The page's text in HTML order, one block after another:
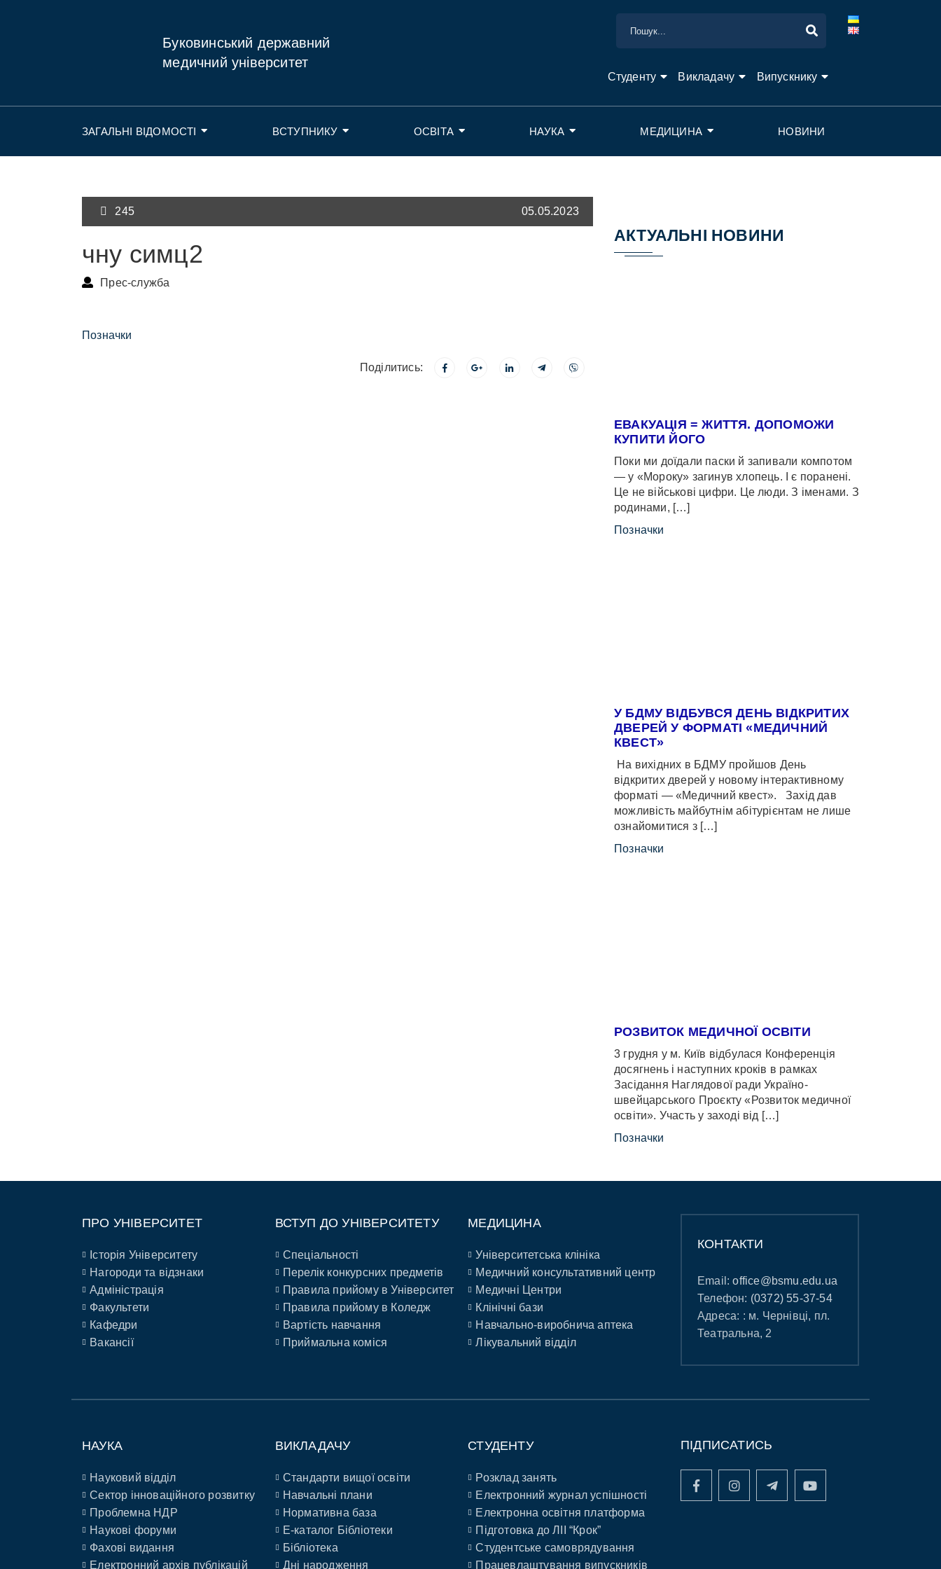
Буковинський державний
медичний університет
Студенту Викладачу Випускнику
ЗАГАЛЬНІ ВІДОМОСТІ ВСТУПНИКУ ОСВІТА НАУКА МЕДИЦИНА НОВИНИ
245 05.05.2023
чну симц2
Прес-служба
Позначки
Поділитись:
АКТУАЛЬНІ НОВИНИ
ЕВАКУАЦІЯ = ЖИТТЯ. ДОПОМОЖИ
КУПИТИ ЙОГО
Поки ми доїдали паски й запивали компотом
— у «Мороку» загинув хлопець. І є поранені.
Це не військові цифри. Це люди. З іменами. З
родинами, […]
Позначки
У БДМУ ВІДБУВСЯ ДЕНЬ ВІДКРИТИХ
ДВЕРЕЙ У ФОРМАТІ «МЕДИЧНИЙ
КВЕСТ»
На вихідних в БДМУ пройшов День
відкритих дверей у новому інтерактивному
форматі — «Медичний квест». Захід дав
можливість майбутнім абітурієнтам не лише
ознайомитися з […]
Позначки
РОЗВИТОК МЕДИЧНОЇ ОСВІТИ
3 грудня у м. Київ відбулася Конференція
досягнень і наступних кроків в рамках
Засідання Наглядової ради Україно-
швейцарського Проєкту «Розвиток медичної
освіти». Участь у заході від […]
Позначки
ПРО УНІВЕРСИТЕТ
Історія Університету
Нагороди та відзнаки
Адміністрація
Факультети
Кафедри
Вакансії
ВСТУП ДО УНІВЕРСИТЕТУ
Спеціальності
Перелік конкурсних предметів
Правила прийому в Університет
Правила прийому в Коледж
Вартість навчання
Приймальна коміся
МЕДИЦИНА
Університетська клініка
Медичний консультативний центр
Медичні Центри
Клінічні бази
Навчально-виробнича аптека
Лікувальний відділ
КОНТАКТИ
Email:office@bsmu.edu.ua
Телефон: (0372) 55-37-54
Адреса: : м. Чернівці, пл.
Театральна, 2
НАУКА
Науковий відділ
Сектор інноваційного розвитку
Проблемна НДР
Наукові форуми
Фахові видання
Електронний архів публікацій
ВИКЛАДАЧУ
Стандарти вищої освіти
Навчальні плани
Нормативна база
E-каталог Бібліотеки
Бібліотека
Дні народження
СТУДЕНТУ
Розклад занять
Електронний журнал успішності
Електронна освітня платформа
Підготовка до ЛІІ “Крок”
Студентське самоврядування
Працевлаштування випускників
ПІДПИСАТИСЬ